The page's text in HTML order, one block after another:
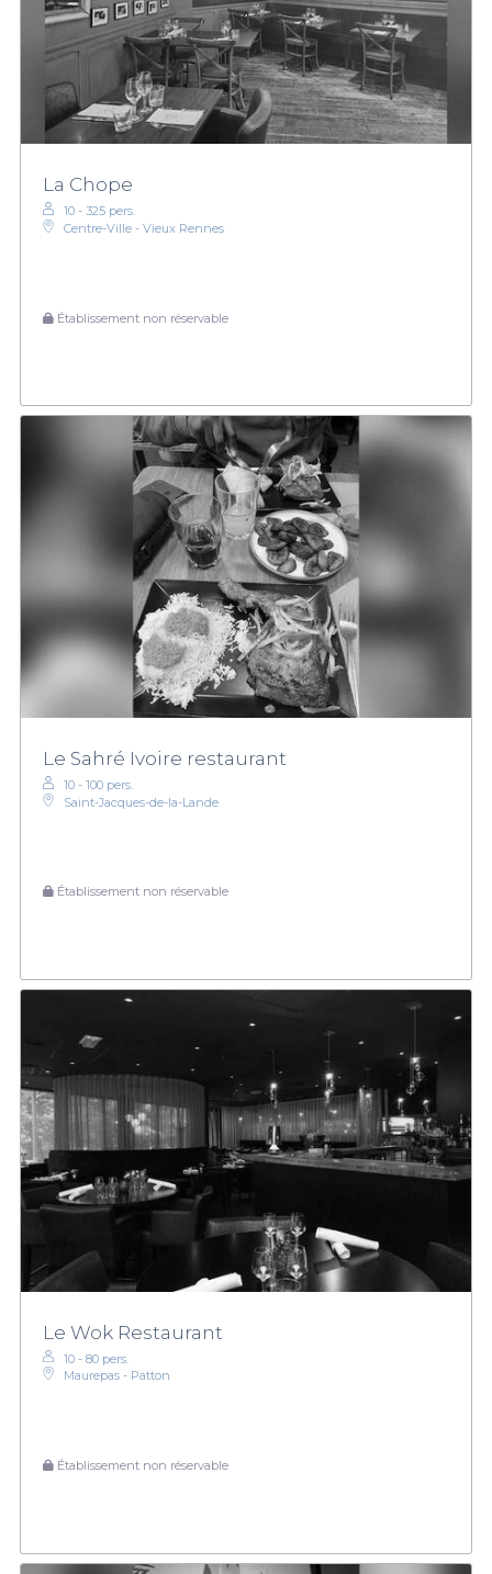
La Chope
10 - 325 pers.
Centre-Ville - Vieux Rennes
Établissement non réservable
Le Sahré Ivoire restaurant
10 - 100 pers.
Saint-Jacques-de-la-Lande
Établissement non réservable
Le Wok Restaurant
10 - 80 pers.
Maurepas - Patton
Établissement non réservable